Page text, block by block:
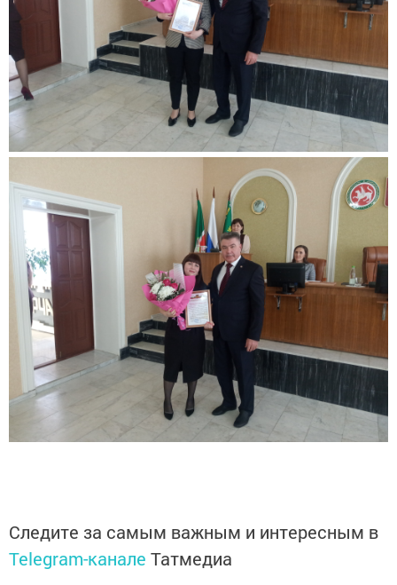
Следите за самым важным и интересным в
Telegram-канале Татмедиа